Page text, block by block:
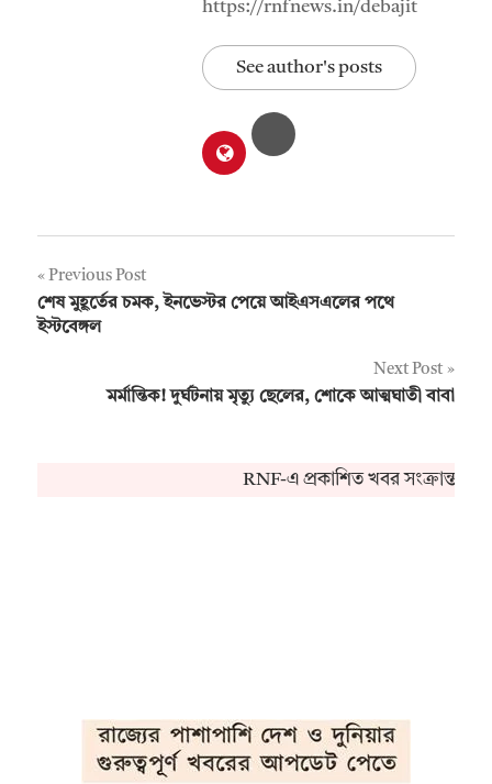
https://rnfnews.in/debajit
See author's posts
Post
navigation
Previous Post
শেষ মুহূর্তের চমক, ইনভেস্টর পেয়ে আইএসএলের পথে
ইস্টবেঙ্গল
Next Post
মর্মান্তিক! দুর্ঘটনায় মৃত্যু ছেলের, শোকে আত্মঘাতী বাবা
RNF-এ প্রকাশিত খবর সংক্রান্ত